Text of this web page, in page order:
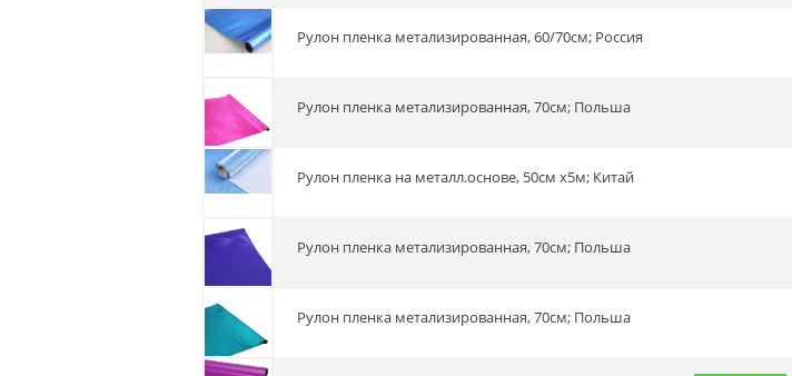
Рулон пленка метализированная, 60/70см; Россия
Рулон пленка метализированная, 70см; Польша
Рулон пленка на металл.основе, 50см х5м; Китай
Рулон пленка метализированная, 70см; Польша
Рулон пленка метализированная, 70см; Польша